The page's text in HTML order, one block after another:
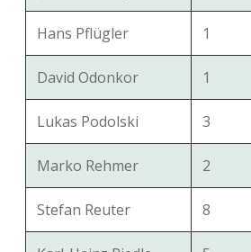
Hans Pflügler 1
David Odonkor 1
Lukas Podolski 3
Marko Rehmer 2
Stefan Reuter 8